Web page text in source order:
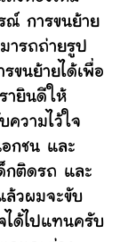
ณ์ การขนย้าย
ารถถ่ายรูป
ขนย้ายได้เพื่อ
ายินดีให้
ความไว้ใจ
กชน และ
กติดรถ และ
ล้วผมจะขับ
ได้ไปแทนครับ